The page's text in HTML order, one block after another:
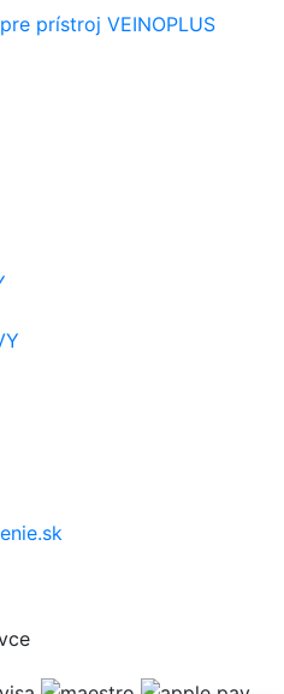
prístroj VEINOPLUS